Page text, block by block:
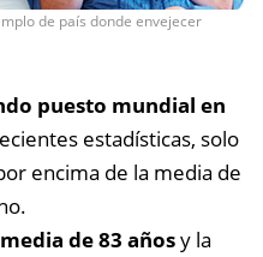
de país donde envejecer
puesto mundial en
estadísticas, solo
encima de la media de
de 83 añosy la